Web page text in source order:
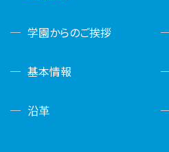
学園からのご挨拶
基本情報
沿革